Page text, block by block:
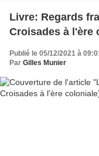
Livre: Regards
Croisades à l'ère
Publié le 05/12/2021 à
Par Gilles Munier